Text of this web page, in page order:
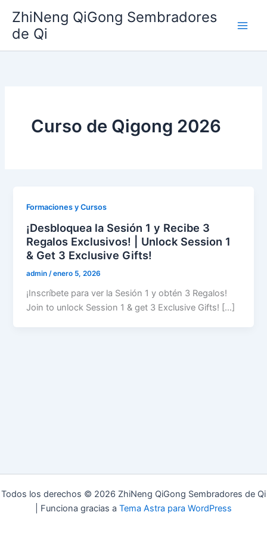
contenido
ZhiNeng QiGong Sembradores
de Qi
Curso de Qigong 2026
Formaciones y Cursos
¡Desbloquea la Sesión 1 y Recibe 3
Regalos Exclusivos! | Unlock Session 1
& Get 3 Exclusive Gifts!
admin /enero 5, 2026
¡Inscríbete para ver la Sesión 1 y obtén 3 Regalos!
Join to unlock Session 1 & get 3 Exclusive Gifts! […]
Todos los derechos © 2026 ZhiNeng QiGong Sembradores de Qi
| Funciona gracias a Tema Astra para WordPress